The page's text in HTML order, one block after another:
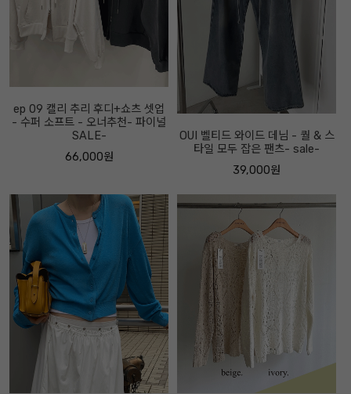
ep 09 캘리 추리 후디+쇼츠 셋업
- 수퍼 소프트 - 오너추천- 파이널
SALE-
66,000원
OUI 벨티드 와이드 데님 - 퀄 & 스
타일 모두 잡은 팬츠- sale-
39,000원